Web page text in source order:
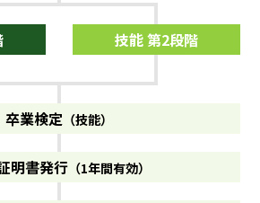
技能 第2段階
卒業検定 （技能）
明書発行 （1年間有効）